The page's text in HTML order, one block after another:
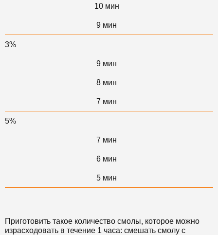
10 мин
9 мин
3%
9 мин
8 мин
7 мин
5%
7 мин
6 мин
5 мин
Приготовить такое количество смолы, которое можно
израсходовать в течение 1 часа: смешать смолу с